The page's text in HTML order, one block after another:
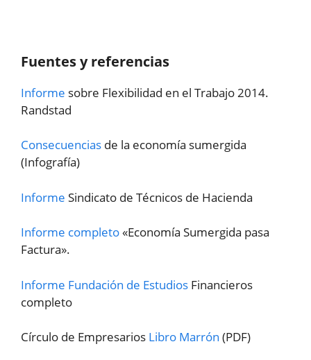
Fuentes y referencias
Informe sobre Flexibilidad en el Trabajo 2014.
Randstad
Consecuencias de la economía sumergida
(Infografía)
Informe Sindicato de Técnicos de Hacienda
Informe completo«Economía Sumergida pasa
Factura».
Informe Fundación de Estudios Financieros
completo
Círculo de Empresarios Libro Marrón (PDF)